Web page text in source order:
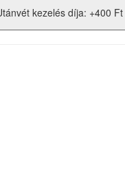
kezelés díja: +400 Ft